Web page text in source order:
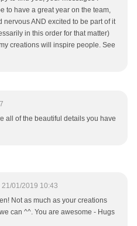
to have a great year on the team,
nervous AND excited to be part of it
in this order for that matter)
creations will inspire people. See
all of the beautiful details you have
21/01/2019 10:43
Not as much as your creations
can ^^. You are awesome - Hugs